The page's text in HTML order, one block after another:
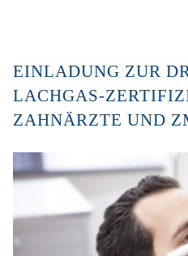
EINLADUNG ZUR
LACHGAS-
ZAHNÄRZTE UND